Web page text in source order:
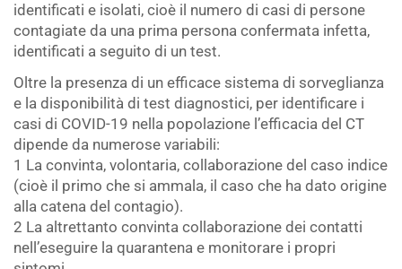
identificati e isolati, cioè il numero di casi di persone
contagiate da una prima persona confermata infetta,
identificati a seguito di un test.
Oltre la presenza di un efficace sistema di sorveglianza
e la disponibilità di test diagnostici, per identificare i
casi di COVID-19 nella popolazione l’efficacia del CT
dipende da numerose variabili:
1 La convinta, volontaria, collaborazione del caso indice
(cioè il primo che si ammala, il caso che ha dato origine
alla catena del contagio).
2 La altrettanto convinta collaborazione dei contatti
nell’eseguire la quarantena e monitorare i propri